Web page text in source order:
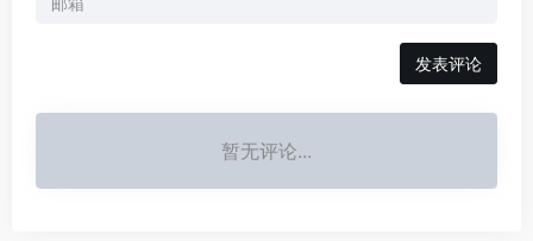
发表评论
暂无评论...